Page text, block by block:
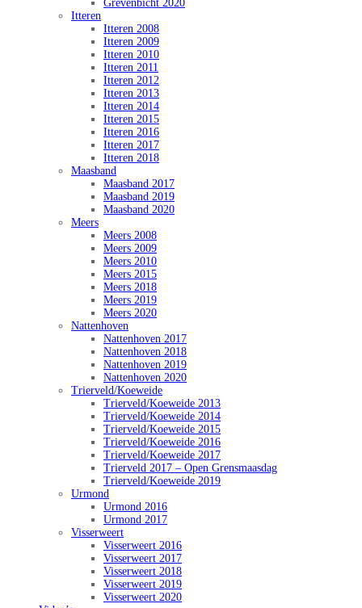
Grevenbicht 2020
Itteren
Itteren 2008
Itteren 2009
Itteren 2010
Itteren 2011
Itteren 2012
Itteren 2013
Itteren 2014
Itteren 2015
Itteren 2016
Itteren 2017
Itteren 2018
Maasband
Maasband 2017
Maasband 2019
Maasband 2020
Meers
Meers 2008
Meers 2009
Meers 2010
Meers 2015
Meers 2018
Meers 2019
Meers 2020
Nattenhoven
Nattenhoven 2017
Nattenhoven 2018
Nattenhoven 2019
Nattenhoven 2020
Trierveld/Koeweide
Trierveld/Koeweide 2013
Trierveld/Koeweide 2014
Trierveld/Koeweide 2015
Trierveld/Koeweide 2016
Trierveld/Koeweide 2017
Trierveld 2017 – Open Grensmaasdag
Trierveld/Koeweide 2019
Urmond
Urmond 2016
Urmond 2017
Visserweert
Visserweert 2016
Visserweert 2017
Visserweert 2018
Visserweert 2019
Visserweert 2020